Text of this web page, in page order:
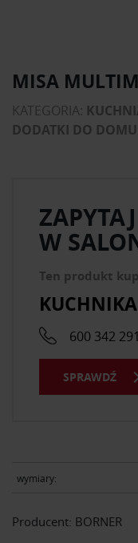
MISA
KATEGORIA:
DODATKI DO DOMU
wymiary:
Producent: BORNER
W
Ten produkt
KUCHNIKA
600 342 291
SPRAWDŹ